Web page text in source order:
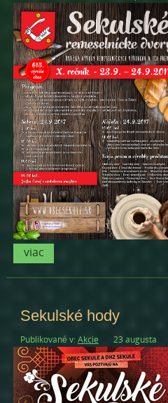
viac
Sekulské hody
Publikované v:Akcie 23 augusta